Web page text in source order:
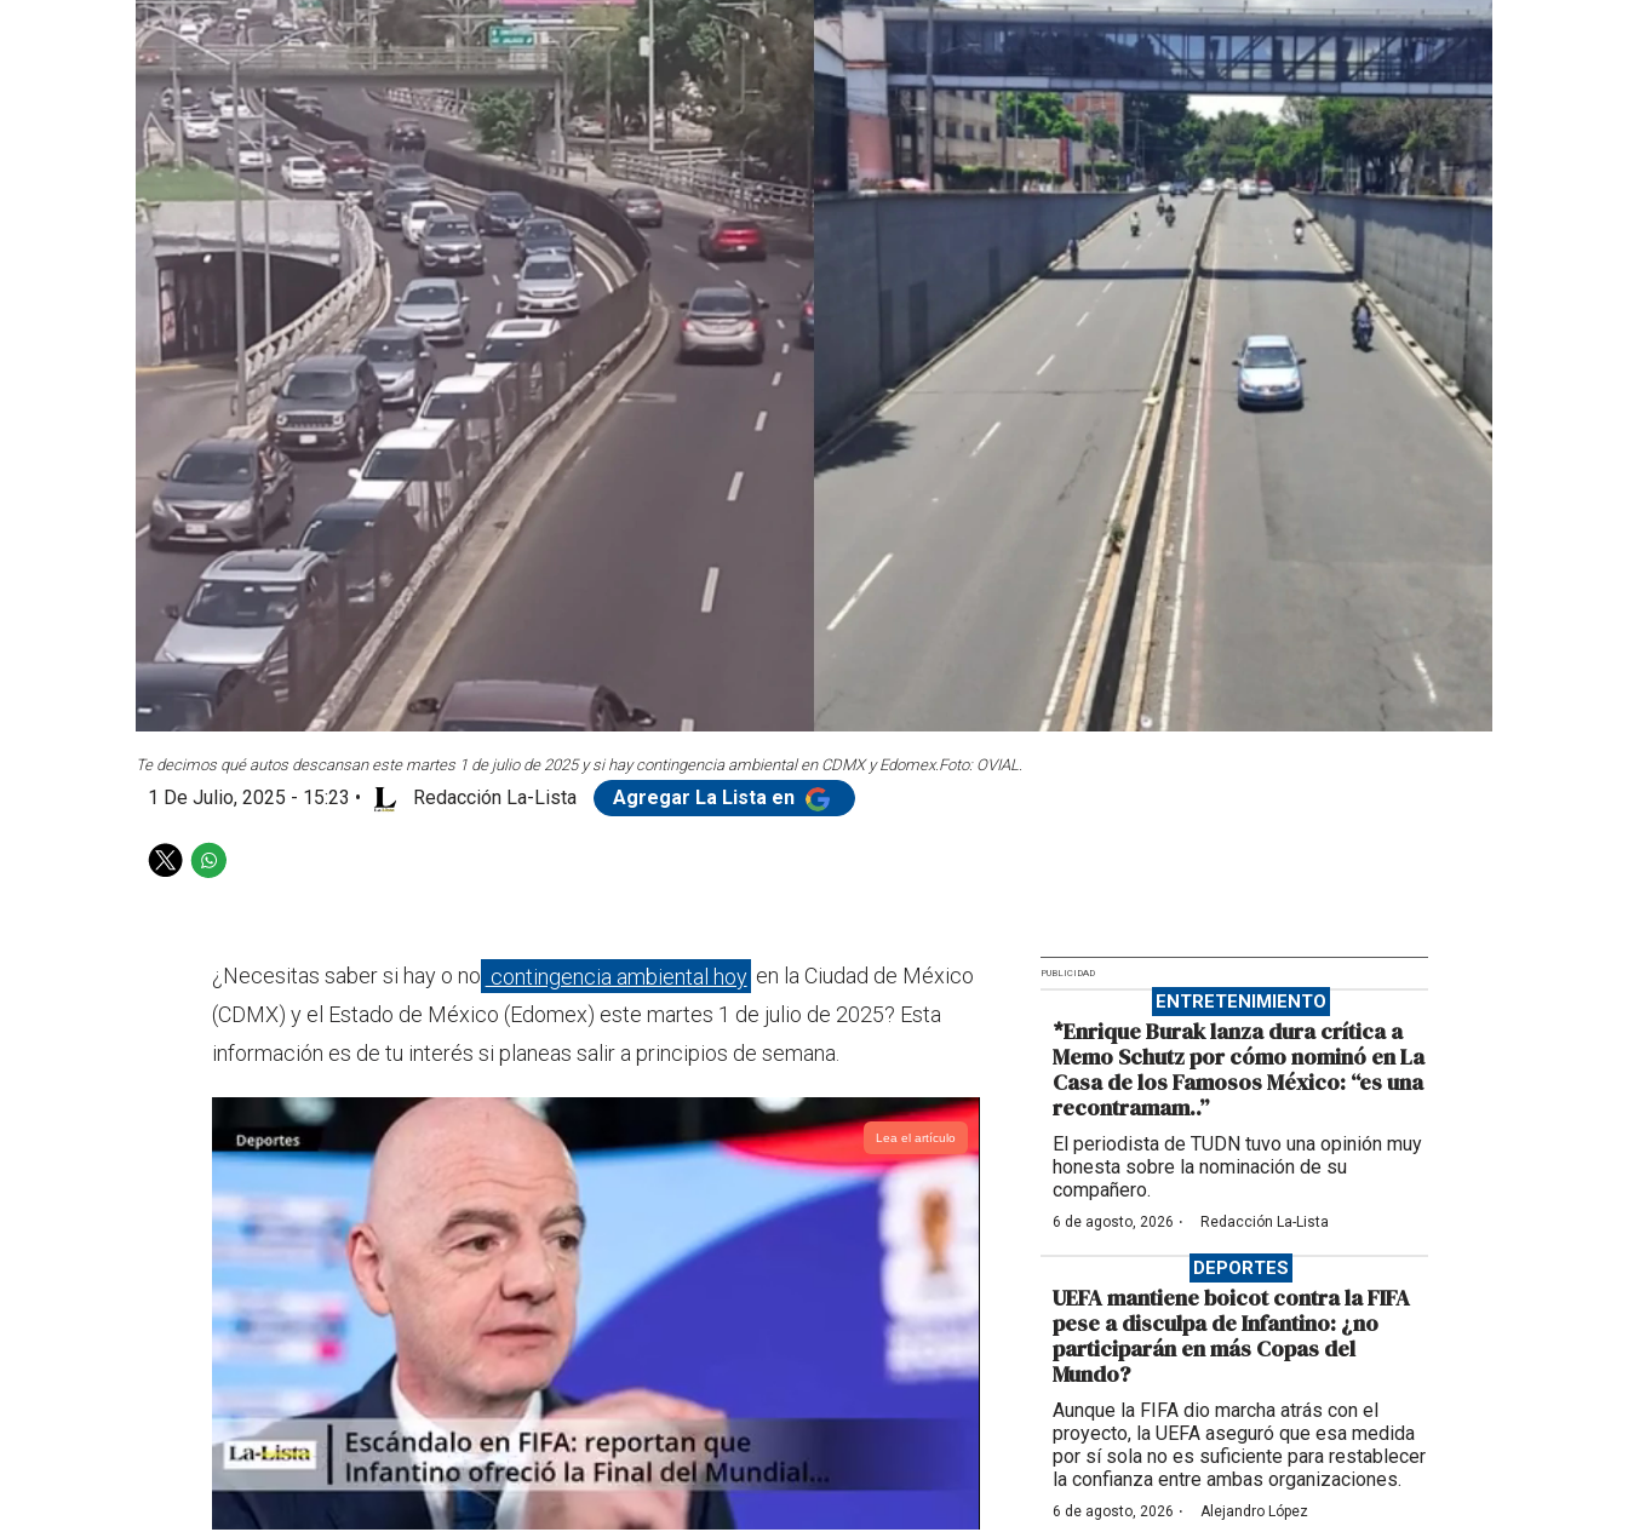
Te decimos qué autos descansan este martes 1 de julio de 2025 y si hay contingencia ambiental en CDMX y Edomex.Foto: OVIAL.
1 De Julio, 2025 - 15:23 • Redacción La-Lista Agregar La Lista en
T
W
s
a
p
p
¿Necesitas saber si hay o no contingencia ambiental hoy en la Ciudad de México
(CDMX) y el Estado de México (Edomex) este martes 1 de julio de 2025? Esta
información es de tu interés si planeas salir a principios de semana.
Lea el artículo
PUBLICIDAD
ENTRETENIMIENTO
*Enrique Burak lanza dura crítica a
Memo Schutz por cómo nominó en La
Casa de los Famosos México: “es una
recontramam..”
El periodista de TUDN tuvo una opinión muy
honesta sobre la nominación de su
compañero.
6 de agosto, 2026 · Redacción La-Lista
DEPORTES
UEFA mantiene boicot contra la FIFA
pese a disculpa de Infantino: ¿no
participarán en más Copas del
Mundo?
Aunque la FIFA dio marcha atrás con el
proyecto, la UEFA aseguró que esa medida
por sí sola no es suficiente para restablecer
la confianza entre ambas organizaciones.
6 de agosto, 2026 · Alejandro López